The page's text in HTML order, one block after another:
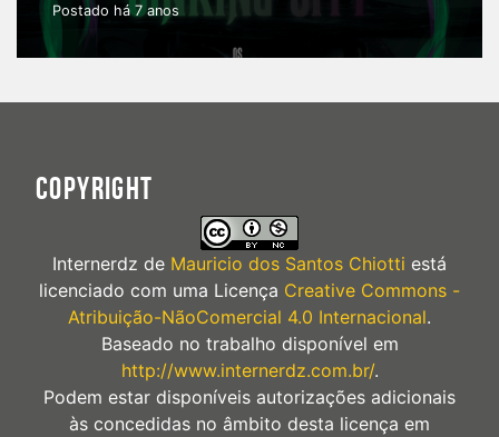
Postado há 7 anos
COPYRIGHT
Internerdz de Mauricio dos Santos Chiotti está
licenciado com uma Licença Creative Commons -
Atribuição-NãoComercial 4.0 Internacional.
Baseado no trabalho disponível em
http://www.internerdz.com.br/.
Podem estar disponíveis autorizações adicionais
às concedidas no âmbito desta licença em